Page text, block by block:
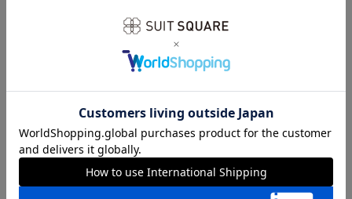
木曽川の豊かな水と特有の自然環境に恵まれ、古くから織物生
産が盛んに行われてきた尾州地区。イタリアのビエラ、イギリ
スのハダースフィールドと並ぶ世界三大織物産地の一つに称さ
れています。生み出される高い品質は、国内はもちろん海外の
ハイブランドからも信頼を集めています。今回は太番手糸を使
用することでハリコシを得た英国調生地を採用。シワになりに
くく耐久性に富む生地は、通年着用可能です。